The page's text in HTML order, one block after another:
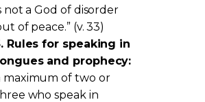
not a God of disorder
of peace.” (v. 33)
Rules for speaking in
and prophecy:
maximum of two or
who speak in